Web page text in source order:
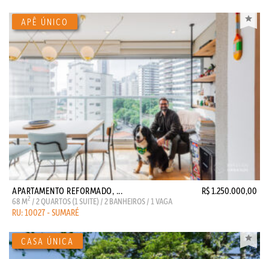
APARTAMENTO REFORMADO, ... R$ 1.250.000,00
68 M2 / 2 QUARTOS (1 SUITE) / 2 BANHEIROS / 1 VAGA
RU: 10027 - SUMARÉ